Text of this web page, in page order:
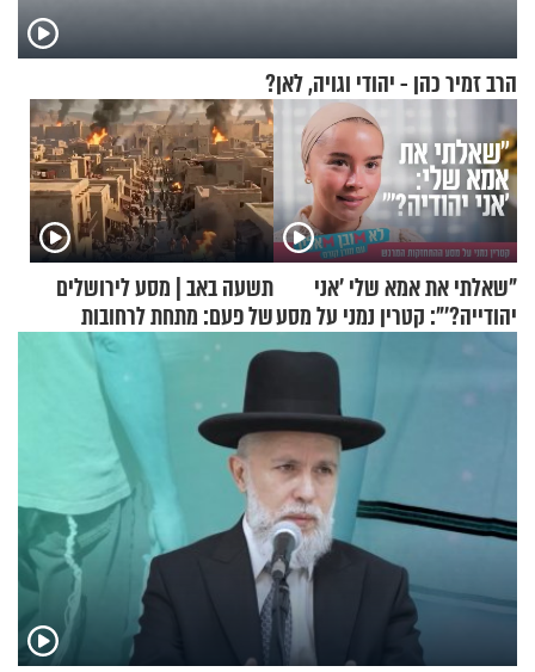
הרב זמיר כהן - יהודי וגויה, לאן?
"שאלתי את אמא שלי 'אני
יהודייה?'": קטרין נמני על מסע
ההתחזקות המרגש
תשעה באב | מסע לירושלים
של פעם: מתחת לרחובות
ירושלים